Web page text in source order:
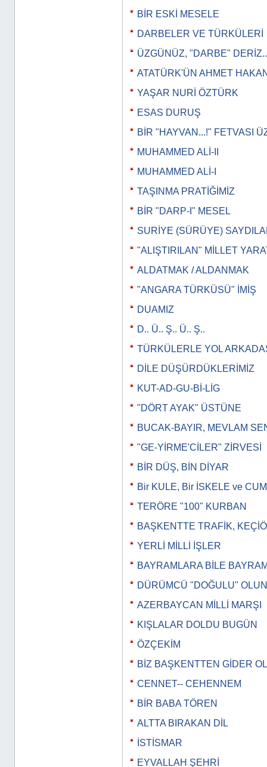
BİR ESKİ MESELE
DARBELER VE TÜRKÜLERİ
ÜZGÜNÜZ, "DARBE"
ATATÜRK'ÜN AHMET
YAŞAR NURİ ÖZTÜRK
ESAS DURUŞ
BİR "HAYVAN...!" FETVASI
MUHAMMED ALİ-II
MUHAMMED ALİ-I
TAŞINMA PRATİĞİMİZ
BİR "DARP-I" MESEL
SURİYE (SÜRÜYE)
"ALIŞTIRILAN" MİLLET
ALDATMAK / ALDANMAK
"ANGARA TÜRKÜSÜ" İMİŞ
DUAMIZ
D.. Ü.. Ş.. Ü.. Ş..
TÜRKÜLERLE YOL
DİLE DÜŞÜRDÜKLERİMİZ
KUT-AD-GU-Bİ-LİG
"DÖRT AYAK" ÜSTÜNE
BUCAK-BAYIR, MEVLAM
"GE-YİRME'CİLER" ZİRVESİ
BİR DÜŞ, BİN DİYAR
Bir KULE, Bir İSKELE ve
TERÖRE "100" KURBAN
BAŞKENTTE TRAFİK,
YERLİ MİLLİ İŞLER
BAYRAMLARA BİLE
DÜRÜMCÜ "DOĞULU"
AZERBAYCAN MİLLİ MARŞI
KIŞLALAR DOLDU BUGÜN
ÖZÇEKİM
BİZ BAŞKENTTEN GİDER
CENNET-- CEHENNEM
BİR BABA TÖREN
ALTTA BIRAKAN DİL
İSTİSMAR
EYVALLAH ŞEHRİ